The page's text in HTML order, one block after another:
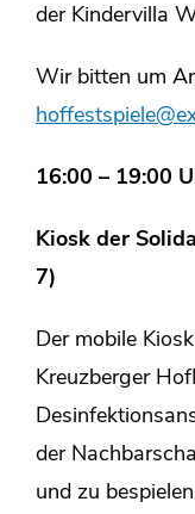
der Kindervilla
Wir bitten um
16:00 – 19:00
Kiosk der
7)
Der mobile
Kreuzberger
der
und zu